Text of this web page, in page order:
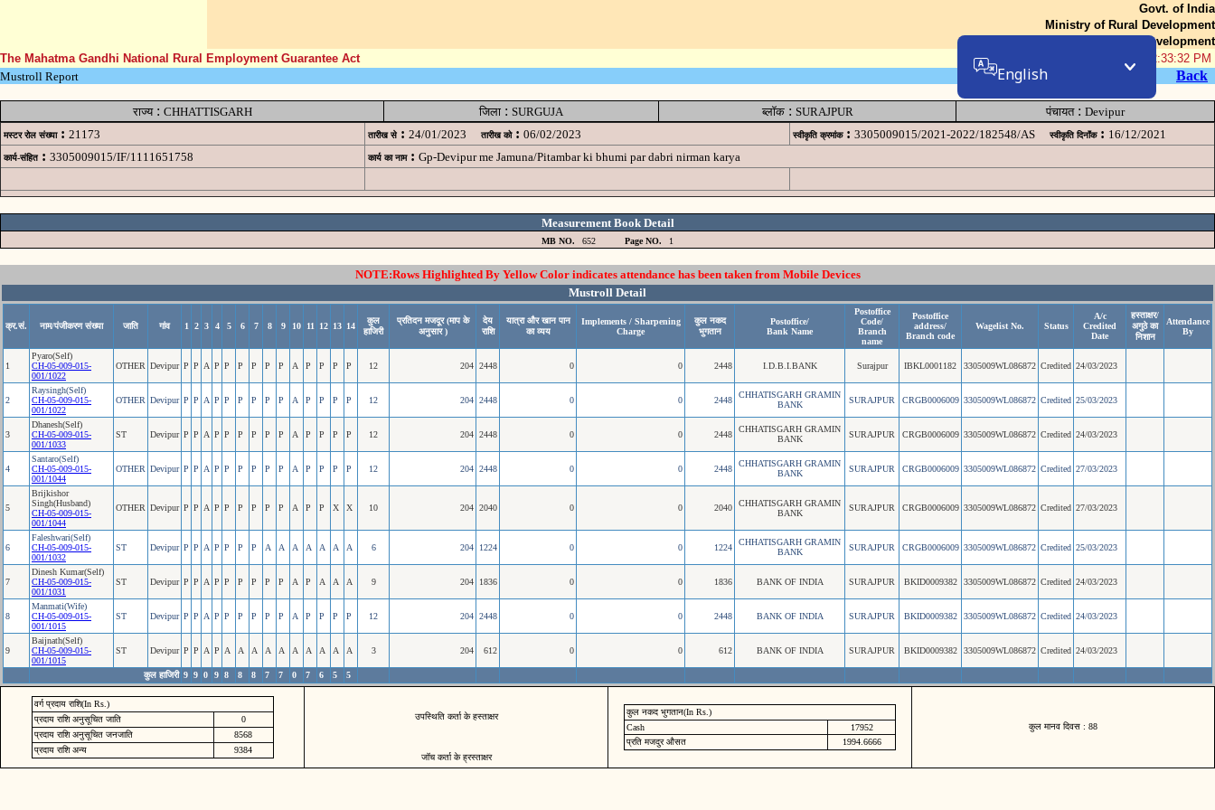
Govt. of India
Ministry of Rural Development
Department of Rural Development
The Mahatma Gandhi National Rural Employment Guarantee Act
09-Aug-2026 02:33:32 PM
Mustroll Report
Back
राज्य: CHHATTISGARH जिला : SURGUJA ब्लॉक: SURAJPUR पंचायत: Devipur
मस्टर रोल संख्या : 21173 तारीख से : 24/01/2023 तारीख को : 06/02/2023 स्वीकृति क्रमांक : 3305009015/2021-2022/182548/AS स्वीकृति दिनॉंक : 16/12/2021
कार्य-संहित : 3305009015/IF/1111651758 कार्य का नाम : Gp-Devipur me Jamuna/Pitambar ki bhumi par dabri nirman karya
Measurement Book Detail
MB NO. 652 Page NO. 1
NOTE:Rows Highlighted By Yellow Color indicates attendance has been taken from Mobile Devices
Mustroll Detail
क्र.सं. नाम/पंजीकरण संख्या जाति गांव 1 2 3 4 5 6 7 8 9 10 11 12 13 14
कुल
हाजिरी
प्रतिदन मजदूर (माप के
अनुसार )
देय
राशि
यात्रा और खान पान
का व्यय
Implements / Sharpening
Charge
कुल नकद
भुगतान
Postoffice/
Bank Name
Postoffice
Code/
Branch
name
Postoffice
address/
Branch code
Wagelist No. Status
A/c
Credited
Date
हस्ताक्षर/
अगुठे का
निशान
Attendance
By
1
Pyaro(Self)
CH-05-009-015-
001/1022
OTHER Devipur P P A P P P P P P A P P P P 12 204 2448 0 0 2448 I.D.B.I.BANK Surajpur IBKL0001182 3305009WL086872 Credited 24/03/2023
2
Raysingh(Self)
CH-05-009-015-
001/1022
OTHER Devipur P P A P P P P P P A P P P P 12 204 2448 0 0 2448
CHHATISGARH GRAMIN
BANK
SURAJPUR CRGB0006009 3305009WL086872 Credited 25/03/2023
3
Dhanesh(Self)
CH-05-009-015-
001/1033
ST Devipur P P A P P P P P P A P P P P 12 204 2448 0 0 2448
CHHATISGARH GRAMIN
BANK
SURAJPUR CRGB0006009 3305009WL086872 Credited 24/03/2023
4
Santaro(Self)
CH-05-009-015-
001/1044
OTHER Devipur P P A P P P P P P A P P P P 12 204 2448 0 0 2448
CHHATISGARH GRAMIN
BANK
SURAJPUR CRGB0006009 3305009WL086872 Credited 27/03/2023
5
Brijkishor
Singh(Husband)
CH-05-009-015-
001/1044
OTHER Devipur P P A P P P P P P A P P X X 10 204 2040 0 0 2040
CHHATISGARH GRAMIN
BANK
SURAJPUR CRGB0006009 3305009WL086872 Credited 27/03/2023
6
Faleshwari(Self)
CH-05-009-015-
001/1032
ST Devipur P P A P P P P A A A A A A A 6 204 1224 0 0 1224
CHHATISGARH GRAMIN
BANK
SURAJPUR CRGB0006009 3305009WL086872 Credited 25/03/2023
7
Dinesh Kumar(Self)
CH-05-009-015-
001/1031
ST Devipur P P A P P P P P P A P A A A 9 204 1836 0 0 1836 BANK OF INDIA SURAJPUR BKID0009382 3305009WL086872 Credited 24/03/2023
8
Manmati(Wife)
CH-05-009-015-
001/1015
ST Devipur P P A P P P P P P A P P P P 12 204 2448 0 0 2448 BANK OF INDIA SURAJPUR BKID0009382 3305009WL086872 Credited 24/03/2023
9
Baijnath(Self)
CH-05-009-015-
001/1015
ST Devipur P P A P A A A A A A A A A A 3 204 612 0 0 612 BANK OF INDIA SURAJPUR BKID0009382 3305009WL086872 Credited 24/03/2023
कुल हाजिरी 9 9 0 9 8 8 8 7 7 0 7 6 5 5
वर्ग प्रदाय राशि(In Rs.)
प्रदाय राशि अनुसूचित जाति
0
प्रदाय राशि अनुसूचित जनजाति
8568
प्रदाय राशि अन्य
9384
उपस्थिति कर्ता के हस्ताक्षर
जॉच कर्ता के ह्रस्ताक्षर
कुल नकद भुगतान(In Rs.)
Cash
17952
प्रति मजदुर औसत
1994.6666
कुल मानव दिवस : 88
English